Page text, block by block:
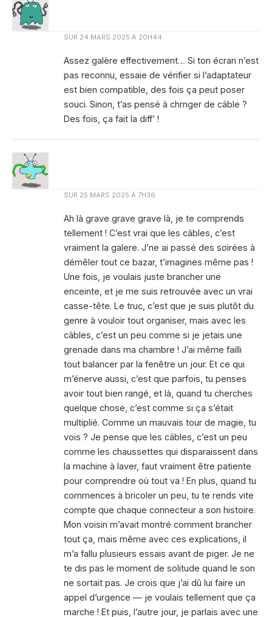
SUR 24 MARS 2025 À 20H44
Assez galère effectivement… Si ton écran n’est
pas reconnu, essaie de vérifier si l’adaptateur
est bien compatible, des fois ça peut poser
souci. Sinon, t’as pensé à chrnger de câble ?
Des fois, ça fait la diff’ !
SUR 25 MARS 2025 À 7H36
Ah là grave grave grave là, je te comprends
tellement ! C’est vrai que les câbles, c’est
vraiment la galere. J’ne ai passé des soirées à
démêler tout ce bazar, t’imagines même pas !
Une fois, je voulais juste brancher une
enceinte, et je me suis retrouvée avec un vrai
casse-tête. Le truc, c’est que je suis plutôt du
genre à vouloir tout organiser, mais avec les
câbles, c’est un peu comme si je jetais une
grenade dans ma chambre ! J’ai même failli
tout balancer par la fenêtre un jour. Et ce qui
m’énerve aussi, c’est que parfois, tu penses
avoir tout bien rangé, et là, quand tu cherches
quelque chose, c’est comme si ça s’était
multiplié. Comme un mauvais tour de magie, tu
vois ? Je pense que les câbles, c’est un peu
comme les chaussettes qui disparaissent dans
la machine à laver, faut vraiment être patiente
pour comprendre où tout va ! En plus, quand tu
commences à bricoler un peu, tu te rends vite
compte que chaque connecteur a son histoire.
Mon voisin m’avait montré comment brancher
tout ça, mais même avec ces explications, il
m’a fallu plusieurs essais avant de piger. Je ne
te dis pas le moment de solitude quand le son
ne sortait pas. Je crois que j’ai dû lui faire un
appel d’urgence — je voulais tellement que ça
marche ! Et puis, l’autre jour, je parlais avec une